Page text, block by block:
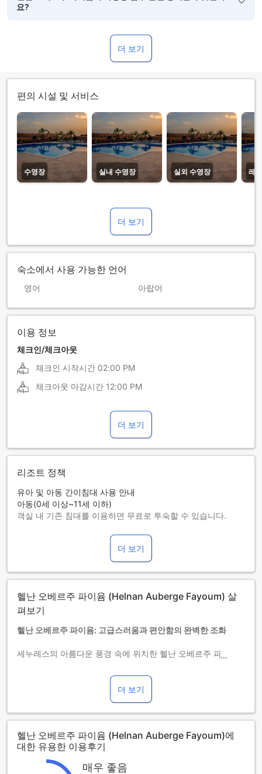
요?
더 보기
편의 시설 및 서비스
수영장 실내 수영장 실외 수영장 레
더 보기
숙소에서 사용 가능한 언어
영어 아랍어
이용 정보
체크인/체크아웃
체크인 시작시간 02:00 PM
체크아웃 마감시간 12:00 PM
더 보기
리조트 정책
유아 및 아동 간이침대 사용 안내
아동(0세 이상~11세 이하)
객실 내 기존 침대를 이용하면 무료로 투숙할 수 있습니다.
가능 인원 정보를 확인하시기 바랍니다.
객실을 5개 이상 예약하실 경우 다른 정책 및 추가 요금이 적용
더 보기
헬난 오베르주 파이윰 (Helnan Auberge Fayoum) 살
펴보기
헬난 오베르주 파이윰: 고급스러움과 편안함의 완벽한 조화
세누레스의 아름다운 풍경 속에 위치한 헬난 오베르주 파이윰
총 102개의 객실을 보유한 이 호텔은 현대적인 편의시설과 전
통적인 이집트의 매력을 조화롭게 결합하여, 모든 고객에게 최
체크인은 오후 2시부터 가능하며, 체크아웃은 정오 12시까지
이루어집니다. 가족 여행객을 위한 배려도 돋보이는 헬난 오베
르주 파이윰은 0세에서 11세까지의 어린이는 무료로 숙박할 수
있어, 부모님들에게도 부담 없는 선택이 될 것입니다. 이곳에서
특별한 순간을 만끽하며, 세누레스의 매력을 한껏 느껴보세요.
더 보기
헬난 오베르주 파이윰 (Helnan Auberge Fayoum)에
대한 유용한 이용후기
매우 좋음